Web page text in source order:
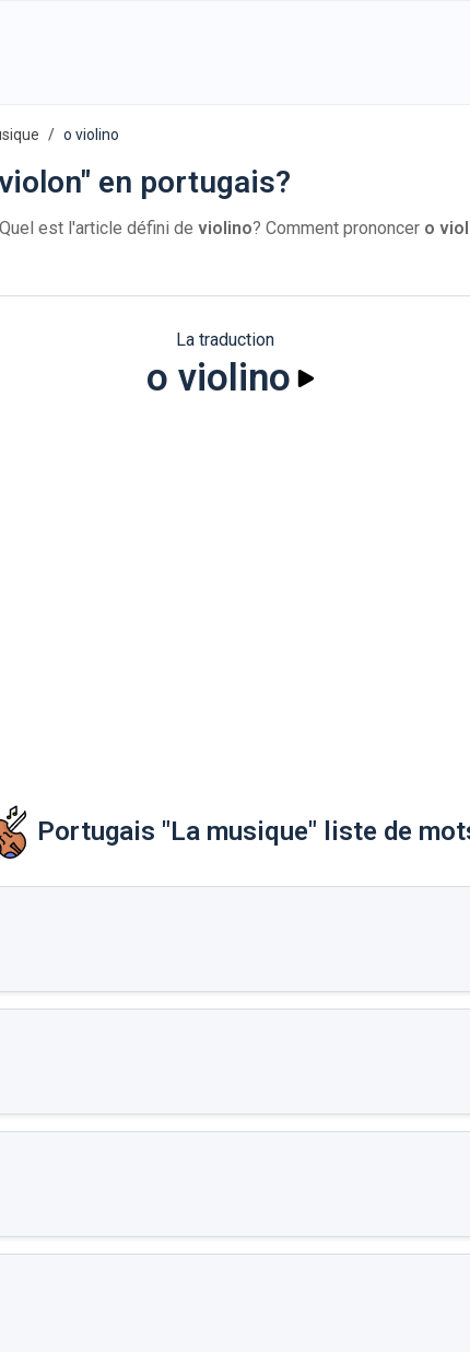
o violino
en portugais?
est l'article défini de violino? Comment prononcer o
La traduction
o violino
Portugais "La musique" liste de